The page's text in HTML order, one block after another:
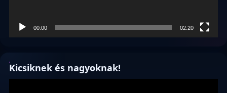
00:00 02:20
Kicsiknek és nagyoknak!